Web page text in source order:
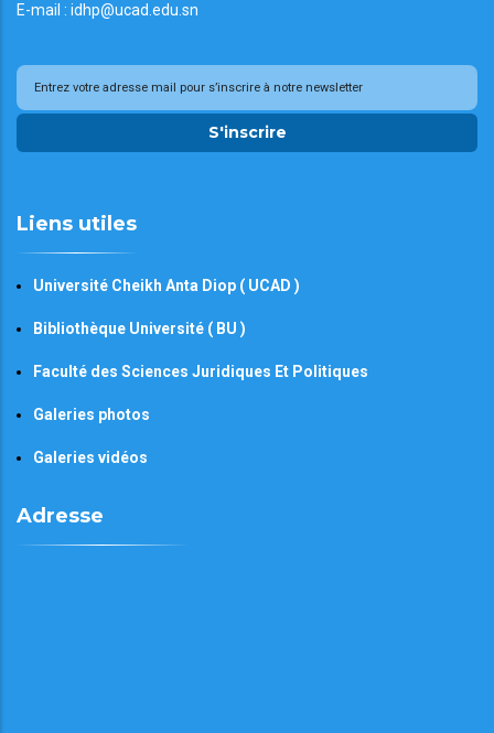
E-mail : idhp@ucad.edu.sn
S'inscrire
Liens utiles
Université Cheikh Anta Diop ( UCAD )
Bibliothèque Université ( BU )
Faculté des Sciences Juridiques Et Politiques
Galeries photos
Galeries vidéos
Adresse